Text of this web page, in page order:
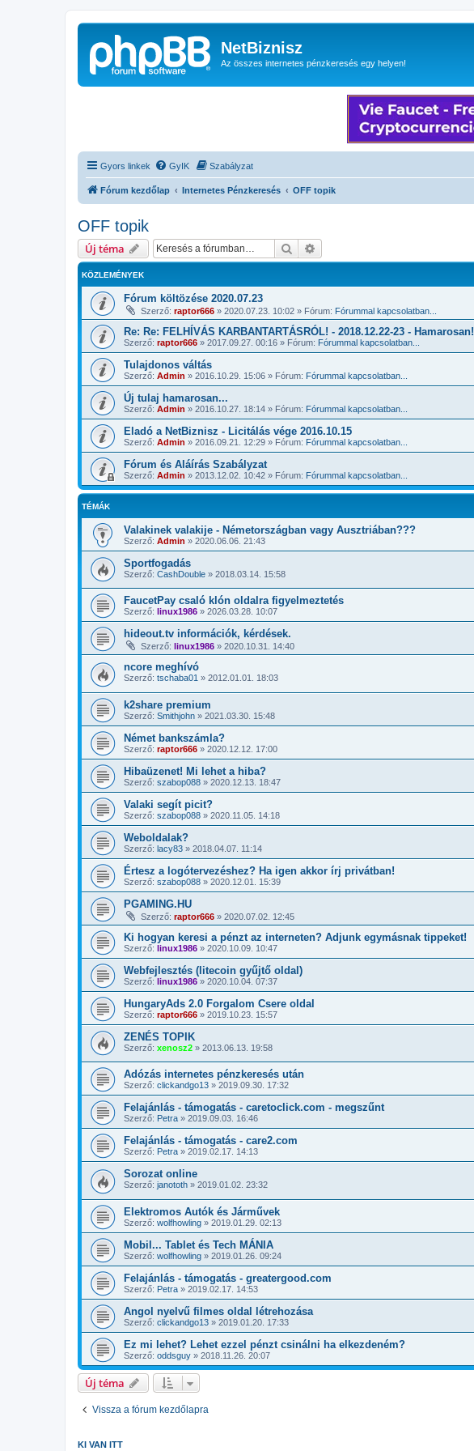
NetBiznisz
Az összes internetes pénzkeresés egy helyen!
Gyors linkek GyIK Szabályzat
Fórum kezdőlap Internetes Pénzkeresés OFF topik
OFF topik
Új téma Keresés
KÖZLEMÉNYEK
Fórum költözése 2020.07.23
Szerző: raptor666 » 2020.07.23. 10:02 » Fórum: Fórummal kapcsolatban...
Re: Re: FELHÍVÁS KARBANTARTÁSRÓL! - 2018.12.22-23 - Hamarosan!
Szerző: raptor666 » 2017.09.27. 00:16 » Fórum: Fórummal kapcsolatban...
Tulajdonos váltás
Szerző: Admin » 2016.10.29. 15:06 » Fórum: Fórummal kapcsolatban...
Új tulaj hamarosan...
Szerző: Admin » 2016.10.27. 18:14 » Fórum: Fórummal kapcsolatban...
Eladó a NetBiznisz - Licitálás vége 2016.10.15
Szerző: Admin » 2016.09.21. 12:29 » Fórum: Fórummal kapcsolatban...
Fórum és Aláírás Szabályzat
Szerző: Admin » 2013.12.02. 10:42 » Fórum: Fórummal kapcsolatban...
TÉMÁK
Valakinek valakije - Németországban vagy Ausztriában???
Szerző: Admin » 2020.06.06. 21:43
Sportfogadás
Szerző: CashDouble » 2018.03.14. 15:58
FaucetPay csaló klón oldalra figyelmeztetés
Szerző: linux1986 » 2026.03.28. 10:07
hideout.tv információk, kérdések.
Szerző: linux1986 » 2020.10.31. 14:40
ncore meghívó
Szerző: tschaba01 » 2012.01.01. 18:03
k2share premium
Szerző: Smithjohn » 2021.03.30. 15:48
Német bankszámla?
Szerző: raptor666 » 2020.12.12. 17:00
Hibaüzenet! Mi lehet a hiba?
Szerző: szabop088 » 2020.12.13. 18:47
Valaki segít picit?
Szerző: szabop088 » 2020.11.05. 14:18
Weboldalak?
Szerző: lacy83 » 2018.04.07. 11:14
Értesz a logótervezéshez? Ha igen akkor írj privátban!
Szerző: szabop088 » 2020.12.01. 15:39
PGAMING.HU
Szerző: raptor666 » 2020.07.02. 12:45
Ki hogyan keresi a pénzt az interneten? Adjunk egymásnak tippeket!
Szerző: linux1986 » 2020.10.09. 10:47
Webfejlesztés (litecoin gyűjtő oldal)
Szerző: linux1986 » 2020.10.04. 07:37
HungaryAds 2.0 Forgalom Csere oldal
Szerző: raptor666 » 2019.10.23. 15:57
ZENÉS TOPIK
Szerző: xenosz2 » 2013.06.13. 19:58
Adózás internetes pénzkeresés után
Szerző: clickandgo13 » 2019.09.30. 17:32
Felajánlás - támogatás - caretoclick.com - megszűnt
Szerző: Petra » 2019.09.03. 16:46
Felajánlás - támogatás - care2.com
Szerző: Petra » 2019.02.17. 14:13
Sorozat online
Szerző: janototh » 2019.01.02. 23:32
Elektromos Autók és Járművek
Szerző: wolfhowling » 2019.01.29. 02:13
Mobil... Tablet és Tech MÁNIA
Szerző: wolfhowling » 2019.01.26. 09:24
Felajánlás - támogatás - greatergood.com
Szerző: Petra » 2019.02.17. 14:53
Angol nyelvű filmes oldal létrehozása
Szerző: clickandgo13 » 2019.01.20. 17:33
Ez mi lehet? Lehet ezzel pénzt csinálni ha elkezdeném?
Szerző: oddsguy » 2018.11.26. 20:07
Új téma
Vissza a fórum kezdőlapra
KI VAN ITT